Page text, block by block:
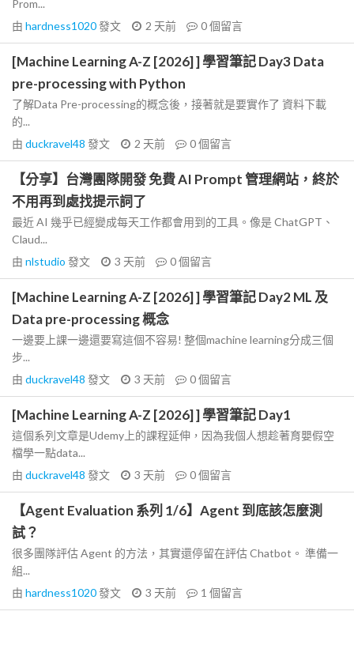
Prom...
由 hardness1020發文 2 天前 0個留言
[Machine Learning A-Z [2026] ] 學習筆記 Day3 Data
pre-processing with Python
了解Data Pre-processing的概念後，接著就是要實作了 資料下載
的...
由 duckravel48 發文 2 天前 0個留言
【分享】台灣團隊開發 免費 AI Prompt 管理網站，終於
不用再到處找提示詞了
最近 AI 幾乎已經變成每天工作都會用到的工具。像是 ChatGPT、
Claud...
由 nlstudio 發文 3 天前 0個留言
[Machine Learning A-Z [2026] ] 學習筆記 Day2 ML 及
Data pre-processing 概念
一邊要上課一邊還要寫這個不容易! 整個machine learning分成三個
步...
由 duckravel48 發文 3 天前 0個留言
[Machine Learning A-Z [2026] ] 學習筆記 Day1
這個系列文章是Udemy上的課程延伸，因為我個人想趁著育嬰假空
檔學一點data...
由 duckravel48 發文 3 天前 0個留言
【Agent Evaluation 系列 1/6】Agent 到底該怎麼測
試？
很多團隊評估 Agent 的方法，其實還停留在評估 Chatbot。 準備一
組...
由 hardness1020發文 3 天前 1 個留言